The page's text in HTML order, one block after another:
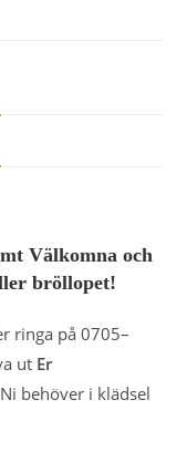
Välkomna och
bröllopet!
ringa på 0705–
ut Er
behöver i klädsel